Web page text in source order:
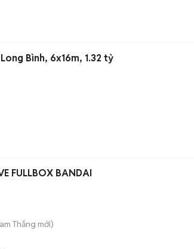
Bình, 6x16m, 1.32 tỷ
FULLBOX BANDAI
Thắng mới)